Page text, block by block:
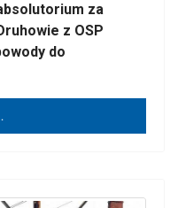
za
z OSP
do